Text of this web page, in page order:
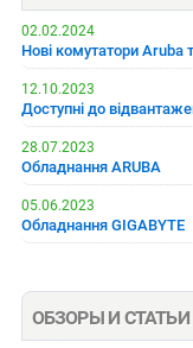
02.02.2024
Нові комутатори Aruba
12.10.2023
Доступні до
28.07.2023
Обладнання ARUBA
05.06.2023
Обладнання GIGABYTE
ОБЗОРЫ И СТАТЬИ